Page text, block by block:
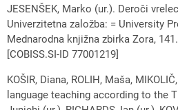
JESENŠEK, Marko (ur.). Deroči
Univerzitetna založba: = University
Mednarodna knjižna zbirka Zora,
[COBISS.SI-ID 77001219]
KOŠIR, Diana, ROLIH, Maša,
language teaching according to the